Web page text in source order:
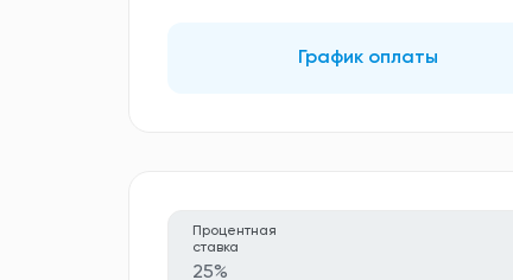
График оплаты
Процентная
ставка
25%